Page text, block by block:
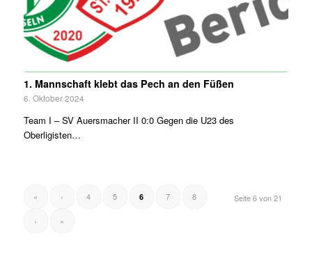
1. Mannschaft klebt das Pech an den Füßen
6. Oktober 2024
Team I – SV Auersmacher II 0:0 Gegen die U23 des
Oberligisten…
Seite 6 von 21
« ‹ 4 5 6 7 8
› »